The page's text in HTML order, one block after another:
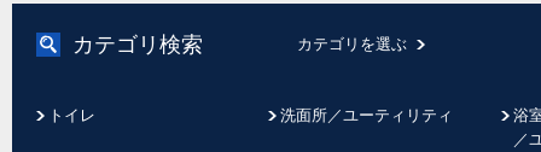
カテゴリ検索 カテゴリを選ぶ
トイレ 洗面所／ユーティリティ
浴
／